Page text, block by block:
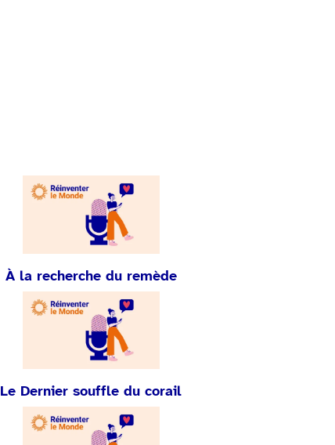
À la recherche du remède
Le Dernier souffle du corail